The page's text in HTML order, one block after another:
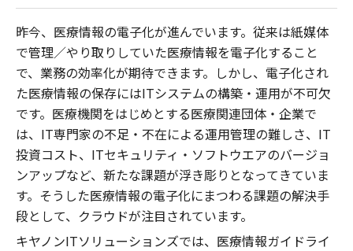
昨今、医療情報の電子化が進んでいます。従来は紙媒体
で管理／やり取りしていた医療情報を電子化すること
で、業務の効率化が期待できます。しかし、電子化され
た医療情報の保存にはITシステムの構築・運用が不可欠
です。医療機関をはじめとする医療関連団体・企業で
は、IT専門家の不足・不在による運用管理の難しさ、IT
投資コスト、ITセキュリティ・ソフトウエアのバージョ
ンアップなど、新たな課題が浮き彫りとなってきていま
す。そうした医療情報の電子化にまつわる課題の解決手
段として、クラウドが注目されています。
キヤノンITソリューションズでは、医療情報ガイドライ